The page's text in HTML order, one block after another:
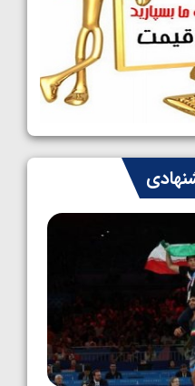
نمایندگان
سکوی تیمی
پنج وزن دوم